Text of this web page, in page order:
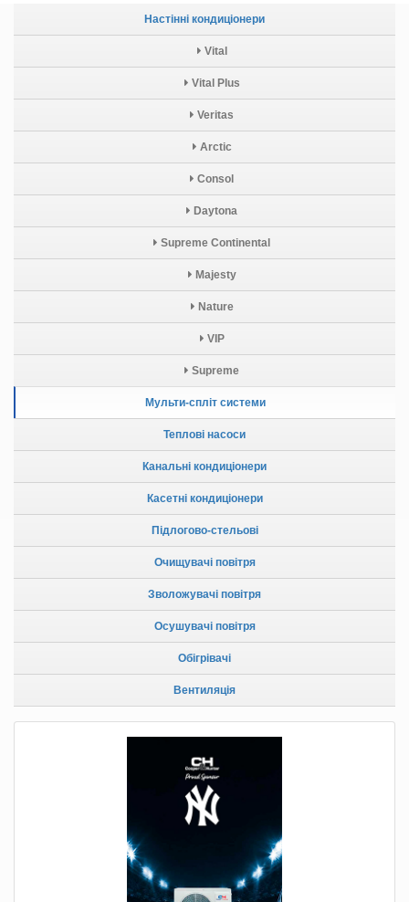
Настінні кондиціонери
Vital
Vital Plus
Veritas
Arctic
Consol
Daytona
Supreme Continental
Majesty
Nature
VIP
Supreme
Мульти-спліт системи
Теплові насоси
Канальні кондиціонери
Касетні кондиціонери
Підлогово-стельові
Очищувачі повітря
Зволожувачі повітря
Осушувачі повітря
Обігрівачі
Вентиляція